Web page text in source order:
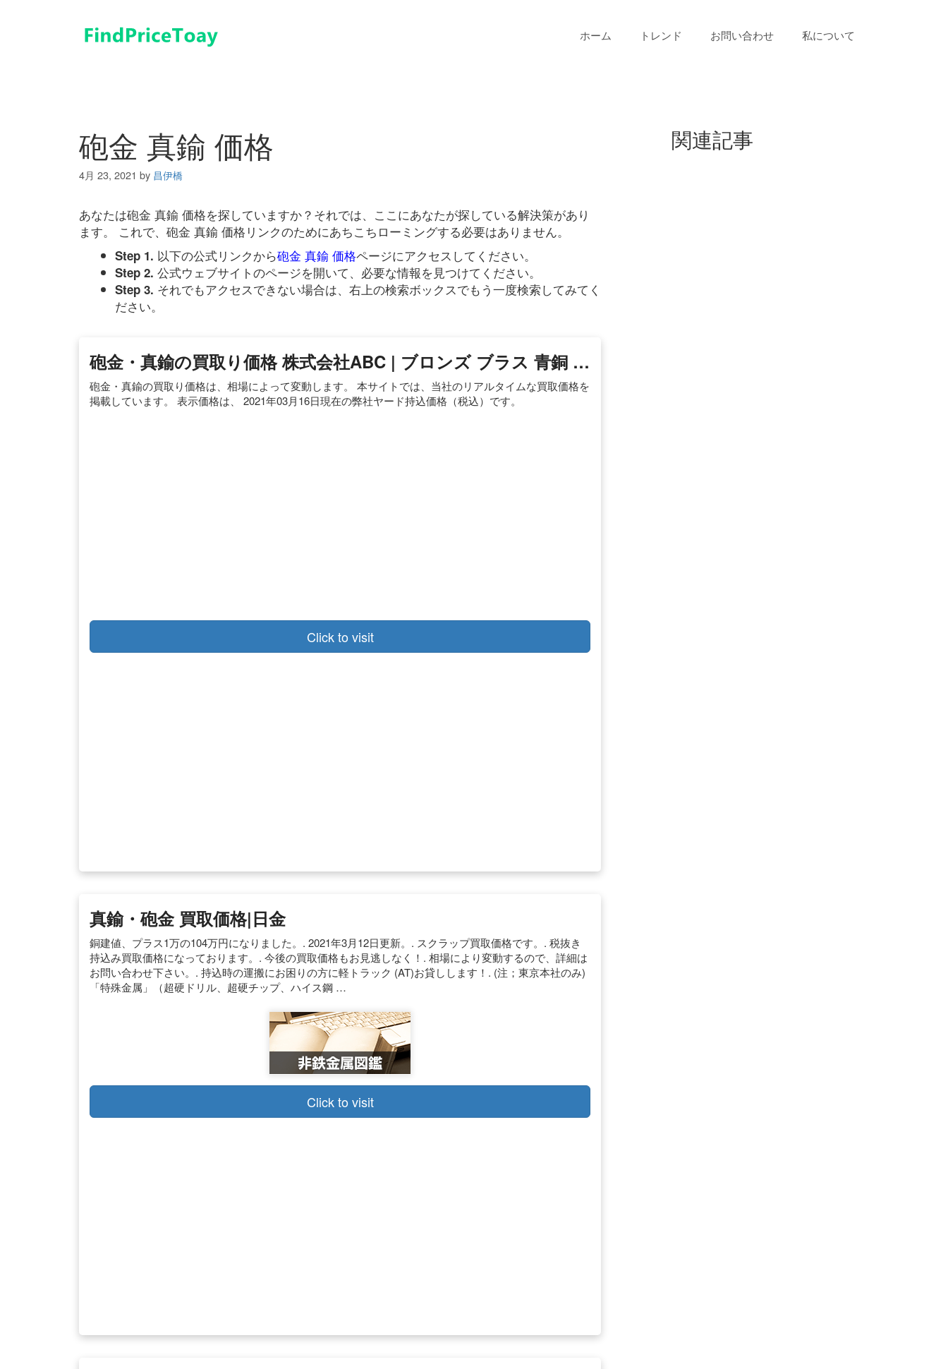
ホーム トレンド お問い合わせ 私について
砲金 真鍮 価格
4月 23, 2021 by 昌伊橋
あなたは砲金 真鍮 価格を探していますか？それでは、ここにあなたが探している解決策があり
ます。 これで、砲金 真鍮 価格リンクのためにあちこちローミングする必要はありません。
Step 1. 以下の公式リンクから砲金 真鍮 価格ページにアクセスしてください。
Step 2. 公式ウェブサイトのページを開いて、必要な情報を見つけてください。
Step 3. それでもアクセスできない場合は、右上の検索ボックスでもう一度検索してみてく
ださい。
砲金・真鍮の買取り価格 株式会社ABC | ブロンズ ブラス 青銅 …
砲金・真鍮の買取り価格は、相場によって変動します。 本サイトでは、当社のリアルタイムな買取価格を
掲載しています。 表示価格は、 2021年03月16日現在の弊社ヤード持込価格（税込）です。
Click to visit
真鍮・砲金 買取価格|日金
銅建値、プラス1万の104万円になりました。. 2021年3月12日更新。. スクラップ買取価格です。. 税抜き
持込み買取価格になっております。. 今後の買取価格もお見逃しなく！. 相場により変動するので、詳細は
お問い合わせ下さい。. 持込時の運搬にお困りの方に軽トラック (AT)お貸しします！. (注；東京本社のみ)
「特殊金属」（超硬ドリル、超硬チップ、ハイス鋼 …
Click to visit
関連記事